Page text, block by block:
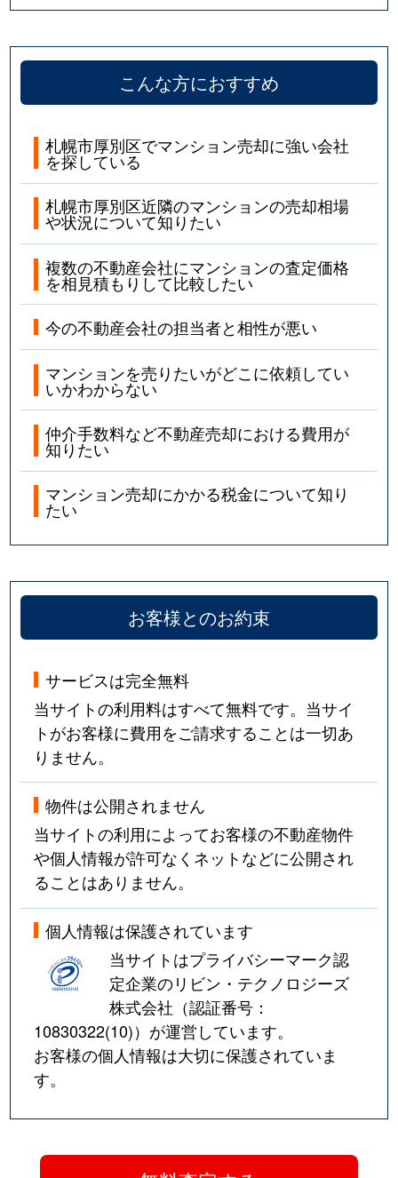
こんな方におすすめ
札幌市厚別区でマンション売却に強い会社
を探している
札幌市厚別区近隣のマンションの売却相場
や状況について知りたい
複数の不動産会社にマンションの査定価格
を相見積もりして比較したい
今の不動産会社の担当者と相性が悪い
マンションを売りたいがどこに依頼してい
いかわからない
仲介手数料など不動産売却における費用が
知りたい
マンション売却にかかる税金について知り
たい
お客様とのお約束
サービスは完全無料
当サイトの利用料はすべて無料です。当サイ
トがお客様に費用をご請求することは一切あ
りません。
物件は公開されません
当サイトの利用によってお客様の不動産物件
や個人情報が許可なくネットなどに公開され
ることはありません。
個人情報は保護されています
当サイトはプライバシーマーク認
定企業のリビン・テクノロジーズ
株式会社（認証番号：
10830322(10)）が運営しています。
お客様の個人情報は大切に保護されていま
す。